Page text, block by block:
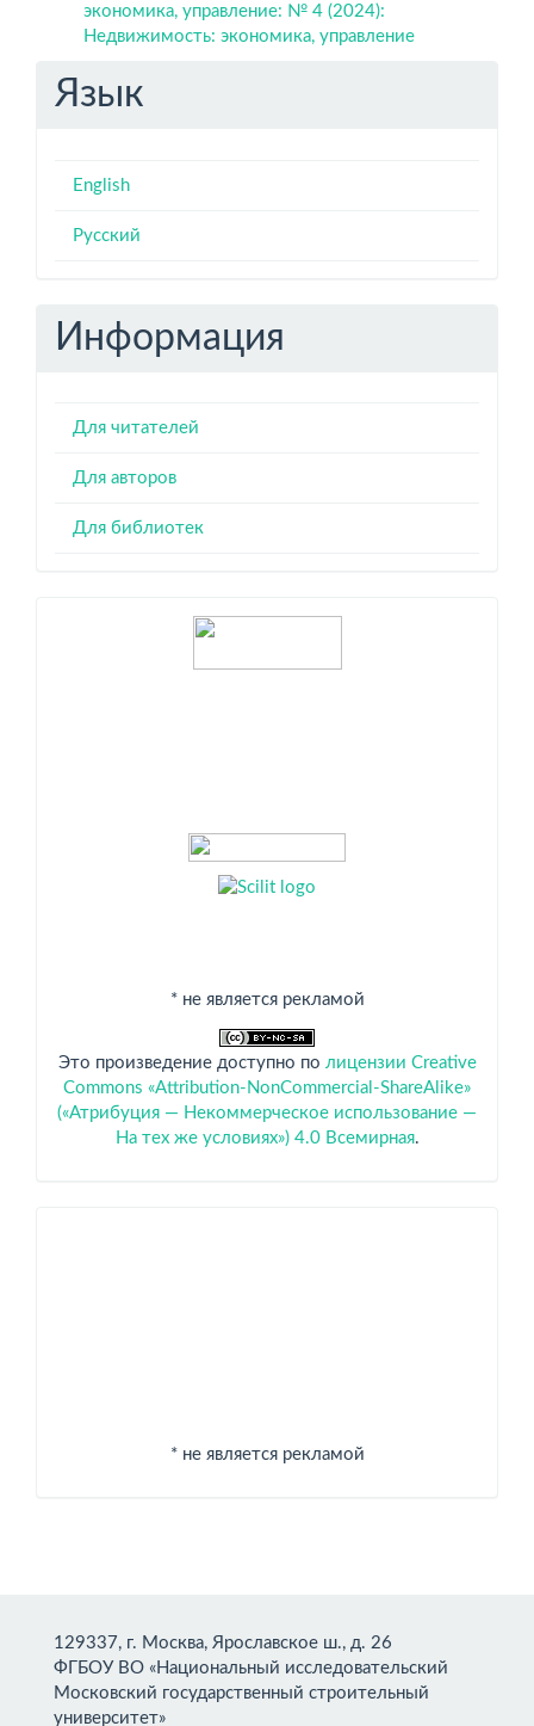
экономика, управление: № 4 (2024):
Недвижимость: экономика, управление
Язык
English
Русский
Информация
Для читателей
Для авторов
Для библиотек
Индексация
* не является рекламой
Это произведение доступно по лицензии Creative
Commons «Attribution-NonCommercial-ShareAlike»
(«Атрибуция — Некоммерческое использование —
На тех же условиях») 4.0 Всемирная.
* не является рекламой
129337, г. Москва, Ярославское ш., д. 26
ФГБОУ ВО «Национальный исследовательский
Московский государственный строительный
университет»